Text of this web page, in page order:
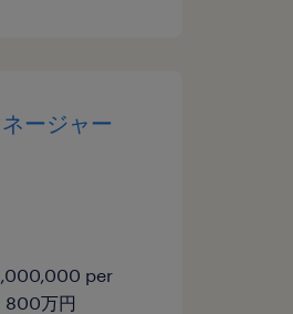
ージャー
per
800万円